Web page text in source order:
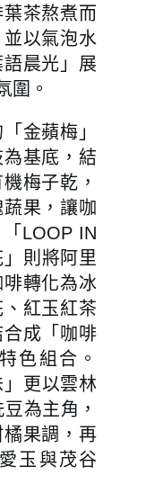
茶熬煮而
以氣泡水
晨光」展
圍。
金蘋梅」
基底，結
梅子乾，
果，讓咖
LOOP IN
則將阿里
轉化為冰
紅玉紅茶
成「咖啡
色組合。
」更以雲林
為主角，
果調，再
玉與茂谷